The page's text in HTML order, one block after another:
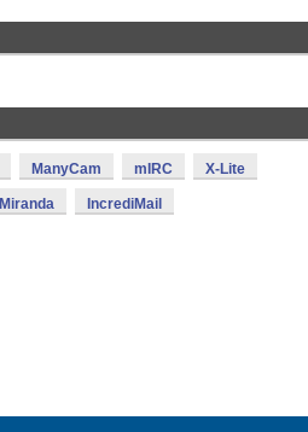
ManyCam mIRC X-Lite
Miranda IncrediMail